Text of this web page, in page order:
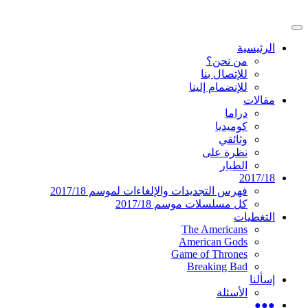
إلى
دليل التلفزيون العربي
موقع عربي متخصص في أخبار ومقالات حول
القائمة
الرئيسيةالرئيسية
من نحن؟
للإتصال بنا
للإنضمام إلينا
مقالات
دراما
كوميديا
وثائقي
نظرة على
الطيار
2017/18
فهرس التجديدات والإلغاءات لموسم 2017/18
كل مسلسلات موسم 2017/18
التغطيات
The Americans
American Gods
Game of Thrones
Breaking Bad
إسألنا
الأسئلة
●●●